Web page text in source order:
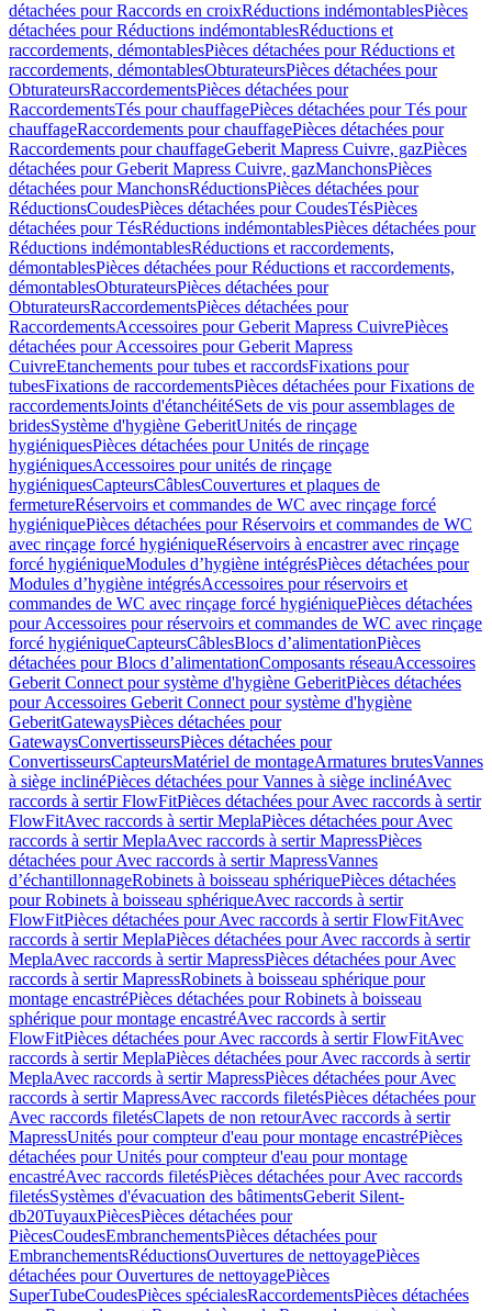
détachées pour Raccords en croixRéductions indémontablesPièces
détachées pour Réductions indémontablesRéductions et
raccordements, démontablesPièces détachées pour Réductions et
raccordements, démontablesObturateursPièces détachées pour
ObturateursRaccordementsPièces détachées pour
RaccordementsTés pour chauffagePièces détachées pour Tés pour
chauffageRaccordements pour chauffagePièces détachées pour
Raccordements pour chauffageGeberit Mapress Cuivre, gazPièces
détachées pour Geberit Mapress Cuivre, gazManchonsPièces
détachées pour ManchonsRéductionsPièces détachées pour
RéductionsCoudesPièces détachées pour CoudesTésPièces
détachées pour TésRéductions indémontablesPièces détachées pour
Réductions indémontablesRéductions et raccordements,
démontablesPièces détachées pour Réductions et raccordements,
démontablesObturateursPièces détachées pour
ObturateursRaccordementsPièces détachées pour
RaccordementsAccessoires pour Geberit Mapress CuivrePièces
détachées pour Accessoires pour Geberit Mapress
CuivreEtanchements pour tubes et raccordsFixations pour
tubesFixations de raccordementsPièces détachées pour Fixations de
raccordementsJoints d'étanchéitéSets de vis pour assemblages de
bridesSystème d'hygiène GeberitUnités de rinçage
hygiéniquesPièces détachées pour Unités de rinçage
hygiéniquesAccessoires pour unités de rinçage
hygiéniquesCapteursCâblesCouvertures et plaques de
fermetureRéservoirs et commandes de WC avec rinçage forcé
hygiéniquePièces détachées pour Réservoirs et commandes de WC
avec rinçage forcé hygiéniqueRéservoirs à encastrer avec rinçage
forcé hygiéniqueModules d’hygiène intégrésPièces détachées pour
Modules d’hygiène intégrésAccessoires pour réservoirs et
commandes de WC avec rinçage forcé hygiéniquePièces détachées
pour Accessoires pour réservoirs et commandes de WC avec rinçage
forcé hygiéniqueCapteursCâblesBlocs d’alimentationPièces
détachées pour Blocs d’alimentationComposants réseauAccessoires
Geberit Connect pour système d'hygiène GeberitPièces détachées
pour Accessoires Geberit Connect pour système d'hygiène
GeberitGatewaysPièces détachées pour
GatewaysConvertisseursPièces détachées pour
ConvertisseursCapteursMatériel de montageArmatures brutesVannes
à siège inclinéPièces détachées pour Vannes à siège inclinéAvec
raccords à sertir FlowFitPièces détachées pour Avec raccords à sertir
FlowFitAvec raccords à sertir MeplaPièces détachées pour Avec
raccords à sertir MeplaAvec raccords à sertir MapressPièces
détachées pour Avec raccords à sertir MapressVannes
d’échantillonnageRobinets à boisseau sphériquePièces détachées
pour Robinets à boisseau sphériqueAvec raccords à sertir
FlowFitPièces détachées pour Avec raccords à sertir FlowFitAvec
raccords à sertir MeplaPièces détachées pour Avec raccords à sertir
MeplaAvec raccords à sertir MapressPièces détachées pour Avec
raccords à sertir MapressRobinets à boisseau sphérique pour
montage encastréPièces détachées pour Robinets à boisseau
sphérique pour montage encastréAvec raccords à sertir
FlowFitPièces détachées pour Avec raccords à sertir FlowFitAvec
raccords à sertir MeplaPièces détachées pour Avec raccords à sertir
MeplaAvec raccords à sertir MapressPièces détachées pour Avec
raccords à sertir MapressAvec raccords filetésPièces détachées pour
Avec raccords filetésClapets de non retourAvec raccords à sertir
MapressUnités pour compteur d'eau pour montage encastréPièces
détachées pour Unités pour compteur d'eau pour montage
encastréAvec raccords filetésPièces détachées pour Avec raccords
filetésSystèmes d'évacuation des bâtimentsGeberit Silent-
db20TuyauxPiècesPièces détachées pour
PiècesCoudesEmbranchementsPièces détachées pour
EmbranchementsRéductionsOuvertures de nettoyagePièces
détachées pour Ouvertures de nettoyagePièces
SuperTubeCoudesPièces spécialesRaccordementsPièces détachées